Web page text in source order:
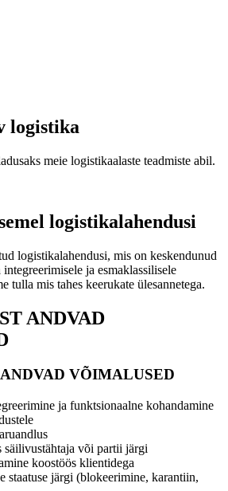
logistika
meie logistikaalaste teadmiste abil.
logistikalahendusi
logistikalahendusi, mis on keskendunud
ja esmaklassilisele
tulla mis tahes keerukate ülesannetega.
ANDVAD
VÕIMALUSED
ja funktsionaalne kohandamine
säilivustähtaja või partii järgi
koostöös klientidega
staatuse järgi (blokeerimine, karantiin,